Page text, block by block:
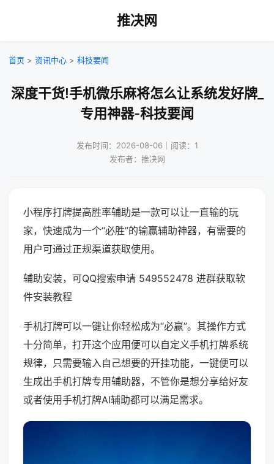
推决网
首页 > 资讯中心 > 科技要闻
深度干货!手机微乐麻将怎么让系统发好牌_
专用神器-科技要闻
发布时间：2026-08-06｜阅读：1
发布者：推决网
小程序打牌提高胜率辅助是一款可以让一直输的玩
家，快速成为一个“必胜”的输赢辅助神器，有需要的
用户可通过正规渠道获取使用。
辅助安装，可QQ搜索申请 549552478 进群获取软
件安装教程
手机打牌可以一键让你轻松成为“必赢”。其操作方式
十分简单，打开这个应用便可以自定义手机打牌系统
规律，只需要输入自己想要的开挂功能，一键便可以
生成出手机打牌专用辅助器，不管你是想分享给好友
或者使用手机打牌AI辅助都可以满足需求。